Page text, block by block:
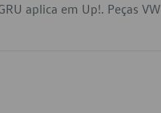
aplica em Up!. Peças VW